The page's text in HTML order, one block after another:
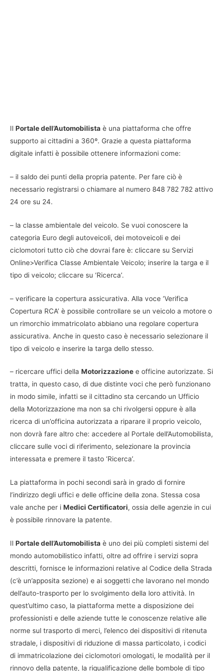
Il Portale dell’Automobilista è una piattaforma che offre
supporto ai cittadini a 360º. Grazie a questa piattaforma
digitale infatti è possibile ottenere informazioni come:
– il saldo dei punti della propria patente. Per fare ciò è
necessario registrarsi o chiamare al numero 848 782 782 attivo
24 ore su 24.
– la classe ambientale del veicolo. Se vuoi conoscere la
categoria Euro degli autoveicoli, dei motoveicoli e dei
ciclomotori tutto ciò che dovrai fare è: cliccare su Servizi
Online>Verifica Classe Ambientale Veicolo; inserire la targa e il
tipo di veicolo; cliccare su ‘Ricerca’.
– verificare la copertura assicurativa. Alla voce ‘Verifica
Copertura RCA’ è possibile controllare se un veicolo a motore o
un rimorchio immatricolato abbiano una regolare copertura
assicurativa. Anche in questo caso è necessario selezionare il
tipo di veicolo e inserire la targa dello stesso.
– ricercare uffici della Motorizzazione e officine autorizzate. Si
tratta, in questo caso, di due distinte voci che però funzionano
in modo simile, infatti se il cittadino sta cercando un Ufficio
della Motorizzazione ma non sa chi rivolgersi oppure è alla
ricerca di un’officina autorizzata a riparare il proprio veicolo,
non dovrà fare altro che: accedere al Portale dell’Automobilista,
cliccare sulle voci di riferimento, selezionare la provincia
interessata e premere il tasto ‘Ricerca’.
La piattaforma in pochi secondi sarà in grado di fornire
l’indirizzo degli uffici e delle officine della zona. Stessa cosa
vale anche per i Medici Certificatori, ossia delle agenzie in cui
è possibile rinnovare la patente.
Il Portale dell’Automobilista è uno dei più completi sistemi del
mondo automobilistico infatti, oltre ad offrire i servizi sopra
descritti, fornisce le informazioni relative al Codice della Strada
(c’è un’apposita sezione) e ai soggetti che lavorano nel mondo
dell’auto-trasporto per lo svolgimento della loro attività. In
quest’ultimo caso, la piattaforma mette a disposizione dei
professionisti e delle aziende tutte le conoscenze relative alle
norme sul trasporto di merci, l’elenco dei dispositivi di ritenuta
stradale, i dispositivi di riduzione di massa particolato, i codici
di immatricolazione dei ciclomotori omologati, le modalità per il
rinnovo della patente, la riqualificazione delle bombole di tipo